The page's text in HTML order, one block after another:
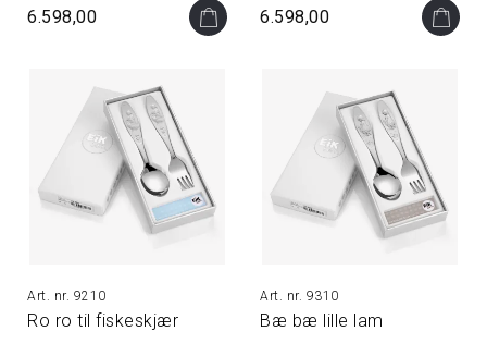
6.598,00 6.598,00
9210
Ro ro til fiskeskjær
9310
Bæ bæ lille lam